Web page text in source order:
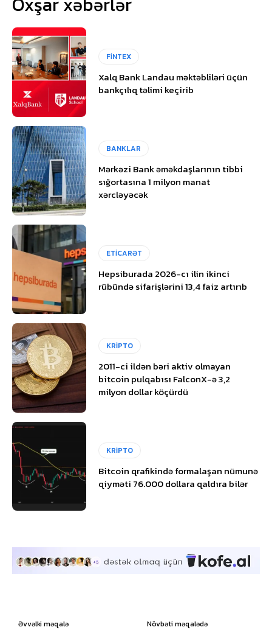
FİNTEX
Xalq Bank Landau məktəbliləri üçün
bankçılıq təlimi keçirib
BANKLAR
Mərkəzi Bank əməkdaşlarının tibbi
sığortasına 1 milyon manat
xərcləyəcək
ETİCARƏT
Hepsiburada 2026-cı ilin ikinci
rübündə sifarişlərini 13,4 faiz artırıb
KRİPTO
2011-ci ildən bəri aktiv olmayan
bitcoin pulqabısı FalconX-ə 3,2
milyon dollar köçürdü
KRİPTO
Bitcoin qrafikində formalaşan nümunə
qiyməti 76.000 dollara qaldıra bilər
Əvvəlki məqalə Növbəti məqalədə